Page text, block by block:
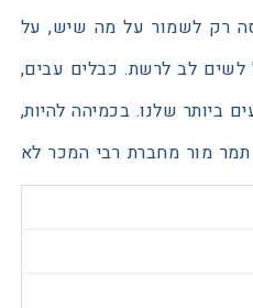
רק לשמור על מה שיש, על
לב לרשת. כבלים עבים,
ביותר שלנו. בכמיהה להיות,
מור מחברת רבי המכר לא